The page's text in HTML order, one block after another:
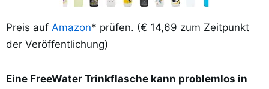
Preis auf Amazon* prüfen. (€ 14,69 zum Zeitpunkt
der Veröffentlichung)
Eine FreeWater Trinkflasche kann problemlos in